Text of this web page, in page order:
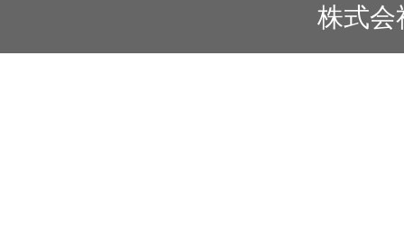
株式